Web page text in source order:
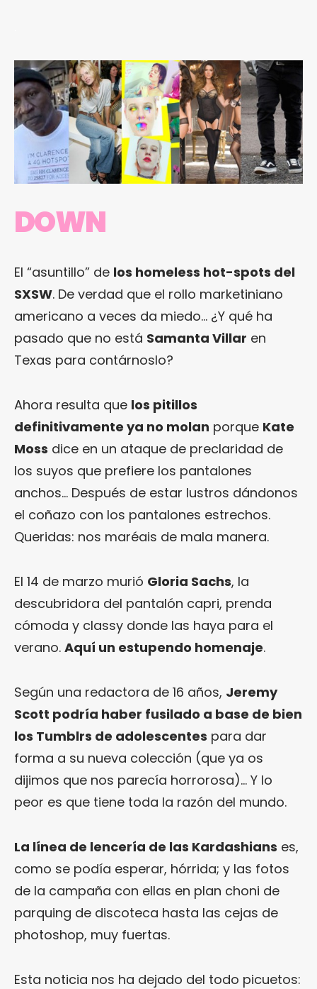
DOWN
El “asuntillo” de los homeless hot-spots del
SXSW. De verdad que el rollo marketiniano
americano a veces da miedo… ¿Y qué ha
pasado que no está Samanta Villar en
Texas para contárnoslo?
Ahora resulta que los pitillos
definitivamente ya no molan porque Kate
Moss dice en un ataque de preclaridad de
los suyos que prefiere los pantalones
anchos… Después de estar lustros dándonos
el coñazo con los pantalones estrechos.
Queridas: nos maréais de mala manera.
El 14 de marzo murió Gloria Sachs, la
descubridora del pantalón capri, prenda
cómoda y classy donde las haya para el
verano. Aquí un estupendo homenaje.
Según una redactora de 16 años, Jeremy
Scott podría haber fusilado a base de bien
los Tumblrs de adolescentes para dar
forma a su nueva colección (que ya os
dijimos que nos parecía horrorosa)… Y lo
peor es que tiene toda la razón del mundo.
La línea de lencería de las Kardashians es,
como se podía esperar, hórrida; y las fotos
de la campaña con ellas en plan choni de
parquing de discoteca hasta las cejas de
photoshop, muy fuertas.
Esta noticia nos ha dejado del todo picuetos: